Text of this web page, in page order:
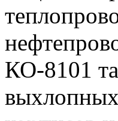
КО-8101
выхлопных